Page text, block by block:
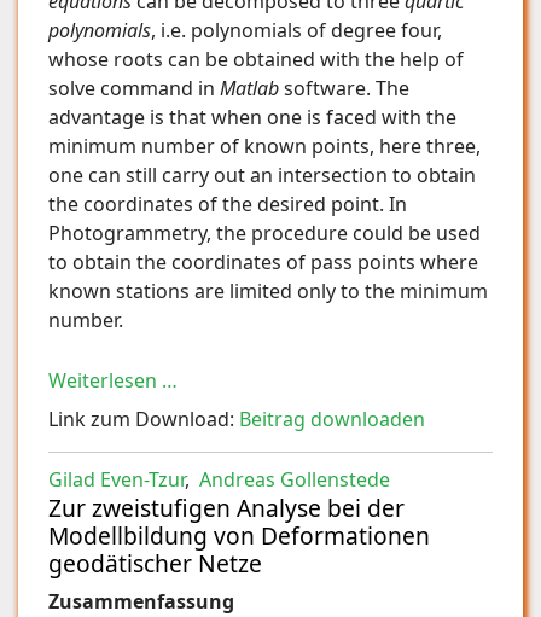
polynomials, i.e. polynomials of degree four,
whose roots can be obtained with the help of
solve command in Matlabsoftware. The
advantage is that when one is faced with the
minimum number of known points, here three,
one can still carry out an intersection to obtain
the coordinates of the desired point. In
Photogrammetry, the procedure could be used
to obtain the coordinates of pass points where
known stations are limited only to the minimum
number.
Weiterlesen …
Link zum Download: Beitrag downloaden
Gilad Even-Tzur, Andreas Gollenstede
Zur zweistufigen Analyse bei der
Modellbildung von Deformationen
geodätischer Netze
Zusammenfassung